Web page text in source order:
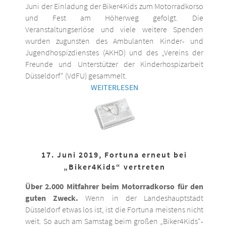
Juni der Einladung der Biker4Kids zum Motorradkorso
und Fest am Höherweg gefolgt. Die
Veranstaltungserlöse und viele weitere Spenden
wurden zugunsten des Ambulanten Kinder- und
Jugendhospizdienstes (AKHD) und des „Vereins der
Freunde und Unterstützer der Kinderhospizarbeit
Düsseldorf“ (VdFU) gesammelt.
WEITERLESEN
17. Juni 2019, Fortuna erneut bei
„Biker4Kids“ vertreten
Über 2.000 Mitfahrer beim Motorradkorso für den
guten Zweck. Wenn in der Landeshauptstadt
Düsseldorf etwas los ist, ist die Fortuna meistens nicht
weit. So auch am Samstag beim großen „Biker4Kids“-